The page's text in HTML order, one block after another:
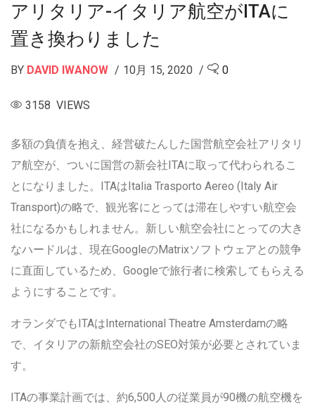
アリタリア-イタリア航空がITAに
置き換わりました
BY DAVID IWANOW 10月 15, 2020 0
3158 VIEWS
多額の負債を抱え、経営破たんした国営航空会社アリタリ
ア航空が、ついに国営の新会社ITAに取って代わられるこ
とになりました。ITAはItalia Trasporto Aereo (Italy Air
Transport)の略で、観光客にとっては滞在しやすい航空会
社になるかもしれません。新しい航空会社にとっての大き
なハードルは、現在GoogleのMatrixソフトウェアとの競争
に直面しているため、Googleで旅行者に検索してもらえる
ようにすることです。
オランダでもITAはInternational Theatre Amsterdamの略
で、イタリアの新航空会社のSEO対策が必要とされていま
す。
ITAの事業計画では、約6,500人の従業員が90機の航空機を